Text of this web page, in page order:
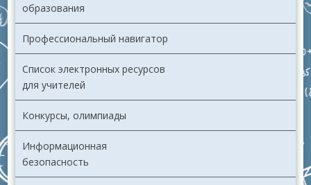
образования
Профессиональный навигатор
Список электронных ресурсов
для учителей
Конкурсы, олимпиады
Информационная
безопасность